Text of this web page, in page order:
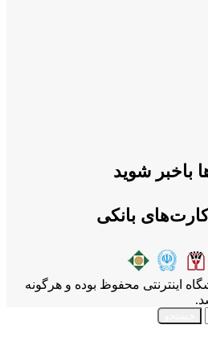
باخبر شوید
بانکی
اینترنتی محفوظ بوده و هرگونه